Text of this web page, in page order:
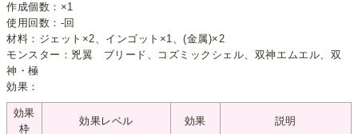
作成個数：×1
使用回数：-回
材料：ジェット×2、インゴット×1、(金属)×2
モンスター：兇翼 ブリード、コズミックシェル、双神エムエル、双
神・極
効果：
効果
枠
効果レベル 効果 説明